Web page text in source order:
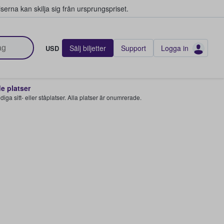
kan skilja sig från ursprungspriset.
USD Sälj biljetter Support Logga in
platser
sitt- eller ståplatser. Alla platser är onumrerade.